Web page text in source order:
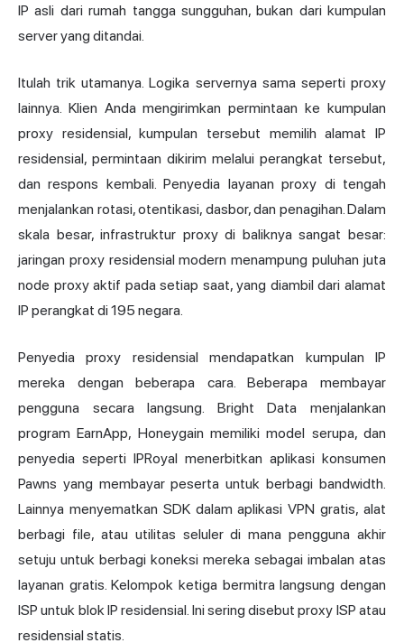
IP asli dari rumah tangga sungguhan, bukan dari kumpulan
server yang ditandai.
Itulah trik utamanya. Logika servernya sama seperti proxy
lainnya. Klien Anda mengirimkan permintaan ke kumpulan
proxy residensial, kumpulan tersebut memilih alamat IP
residensial, permintaan dikirim melalui perangkat tersebut,
dan respons kembali. Penyedia layanan proxy di tengah
menjalankan rotasi, otentikasi, dasbor, dan penagihan. Dalam
skala besar, infrastruktur proxy di baliknya sangat besar:
jaringan proxy residensial modern menampung puluhan juta
node proxy aktif pada setiap saat, yang diambil dari alamat
IP perangkat di 195 negara.
Penyedia proxy residensial mendapatkan kumpulan IP
mereka dengan beberapa cara. Beberapa membayar
pengguna secara langsung. Bright Data menjalankan
program EarnApp, Honeygain memiliki model serupa, dan
penyedia seperti IPRoyal menerbitkan aplikasi konsumen
Pawns yang membayar peserta untuk berbagi bandwidth.
Lainnya menyematkan SDK dalam aplikasi VPN gratis, alat
berbagi file, atau utilitas seluler di mana pengguna akhir
setuju untuk berbagi koneksi mereka sebagai imbalan atas
layanan gratis. Kelompok ketiga bermitra langsung dengan
ISP untuk blok IP residensial. Ini sering disebut proxy ISP atau
residensial statis.